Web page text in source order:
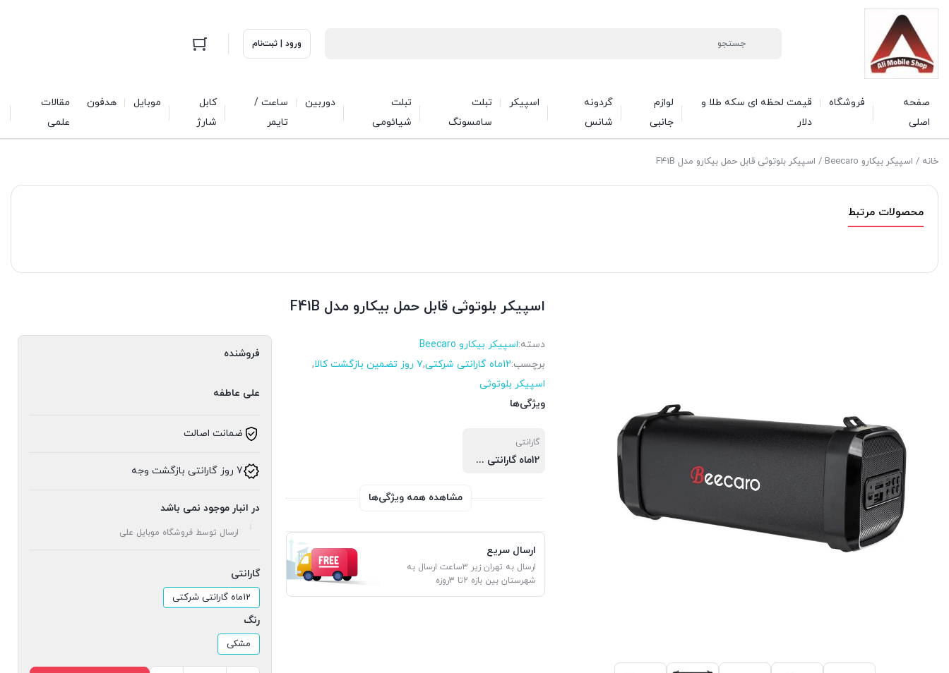
ورود | ثبت‌نام
صفحه
اصلی
فروشگاه
قیمت لحظه ای سکه طلا و
دلار
لوازم
جانبی
گردونه
شانس
اسپیکر
تبلت
سامسونگ
تبلت
شیائومی
دوربین
ساعت /
تایمر
کابل
شارژ
موبایل هدفون
مقالات
علمی
خانه / اسپیکر بیکارو Beecaro / اسپیکر بلوتوثی قابل حمل بیکارو مدل F41B
محصولات مرتبط
اسپیکر بلوتوثی قابل حمل بیکارو مدل F41B
دسته:اسپیکر بیکارو Beecaro
برچسب:12ماه گارانتی شرکتی ,۷ روز تضمین بازگشت کالا
,
اسپیکر بلوتوثی
ویژگی‌ها
گارانتی
12ماه گارانتی شرکتی
مشاهده همه ویژگی‌ها
ارسال سریع
ارسال به تهران زیر 3ساعت ارسال به
شهرستان بین بازه 2تا 3روزه
فروشنده
علی عاطفه
ضمانت اصالت
7 روز گارانتی بازگشت وجه
در انبار موجود نمی باشد
ارسال توسط فروشگاه موبایل علی
گارانتی
12ماه گارانتی شرکتی
رنگ
مشکی